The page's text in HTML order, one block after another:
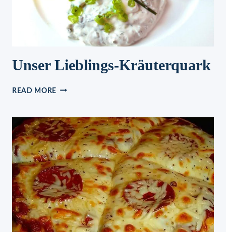
Unser Lieblings-Kräuterquark
READ MORE UNSER